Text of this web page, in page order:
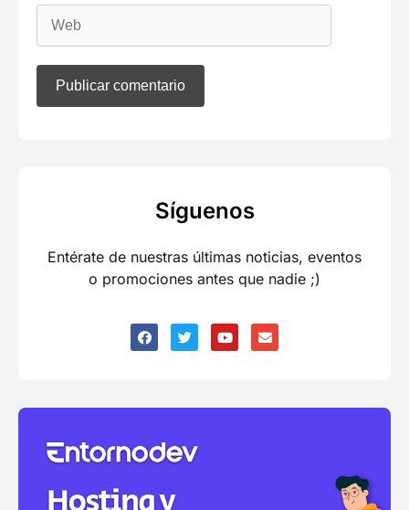
Síguenos
Entérate de nuestras últimas noticias, eventos
o promociones antes que nadie ;)